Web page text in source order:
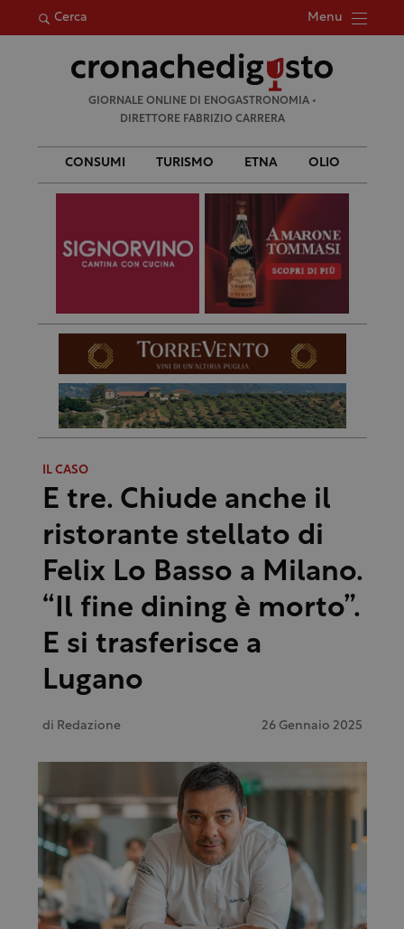
Cerca Menu
per:
GIORNALE ONLINE DI ENOGASTRONOMIA •
DIRETTORE FABRIZIO CARRERA
CONSUMI TURISMO ETNA OLIO
IL CASO
E tre. Chiude anche il
ristorante stellato di
Felix Lo Basso a Milano.
“Il fine dining è morto”.
E si trasferisce a
Lugano
di Redazione 26 Gennaio 2025